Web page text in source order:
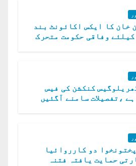
خان کا ایکس اکائونٹ بند
وفاقی حکومت متحرک
کنکشن کی فیس
،تفصیلات سامنے آگئیں
دو کارروائیا
حمایت یافتہ فتنہ